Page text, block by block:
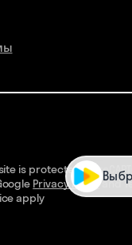
is protected by
Privacy Policyand
apply